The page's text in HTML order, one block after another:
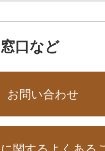
口など
お問い合わせ